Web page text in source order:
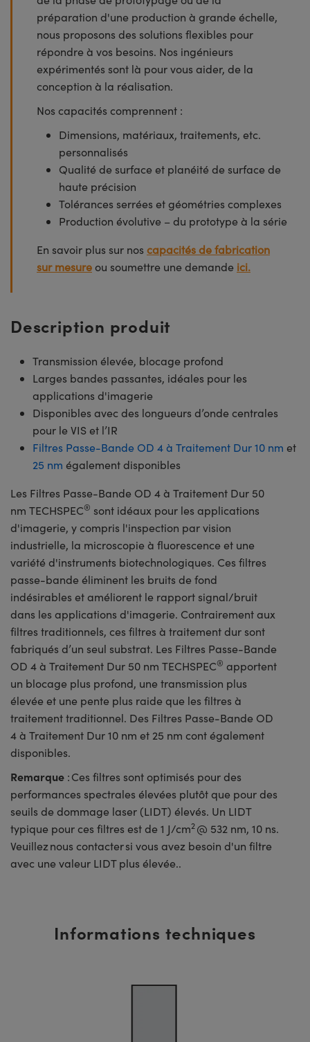
préparation d'une production à grande échelle,
nous proposons des solutions flexibles pour
répondre à vos besoins. Nos ingénieurs
expérimentés sont là pour vous aider, de la
conception à la réalisation.
Nos capacités comprennent :
Dimensions, matériaux, traitements, etc.
personnalisés
Qualité de surface et planéité de surface de
haute précision
Tolérances serrées et géométries complexes
Production évolutive – du prototype à la série
En savoir plus sur nos capacités de fabrication
sur mesure ou soumettre une demande ici.
Description produit
Transmission élevée, blocage profond
Larges bandes passantes, idéales pour les
applications d'imagerie
Disponibles avec des longueurs d’onde centrales
pour le VIS et l’IR
Filtres Passe-Bande OD 4 à Traitement Dur 10 nm et
25 nm également disponibles
Les Filtres Passe-Bande OD 4 à Traitement Dur 50
nm TECHSPEC® sont idéaux pour les applications
d'imagerie, y compris l'inspection par vision
industrielle, la microscopie à fluorescence et une
variété d'instruments biotechnologiques. Ces filtres
passe-bande éliminent les bruits de fond
indésirables et améliorent le rapport signal/bruit
dans les applications d'imagerie. Contrairement aux
filtres traditionnels, ces filtres à traitement dur sont
fabriqués d’un seul substrat. Les Filtres Passe-Bande
OD 4 à Traitement Dur 50 nm TECHSPEC® apportent
un blocage plus profond, une transmission plus
élevée et une pente plus raide que les filtres à
traitement traditionnel. Des Filtres Passe-Bande OD
4 à Traitement Dur 10 nm et 25 nm cont également
disponibles.
Remarque : Ces filtres sont optimisés pour des
performances spectrales élevées plutôt que pour des
seuils de dommage laser (LIDT) élevés. Un LIDT
typique pour ces filtres est de 1 J/cm2@ 532 nm, 10 ns.
Veuillez nous contacter si vous avez besoin d'un filtre
avec une valeur LIDT plus élevée..
Informations techniques